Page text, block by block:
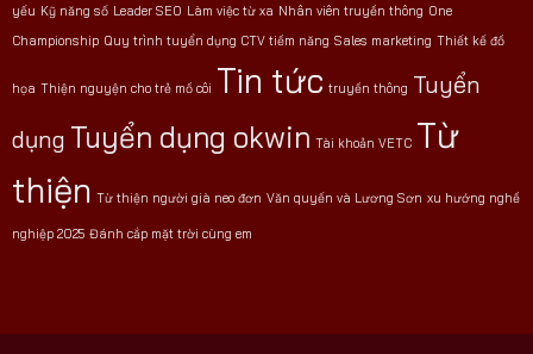
yếu Kỹ năng số Leader SEO Làm việc từ xa Nhân viên truyền thông One
Championship Quy trình tuyển dụng CTV tiềm năng Sales marketing Thiết kế đồ
họa Thiện nguyện cho trẻ mồ côi Tin tức truyền thông Tuyển
dụng Tuyển dụng okwin Tài khoản VETC Từ
thiện Từ thiện người già neo đơn Văn quyến và Lương Sơn xu hướng nghề
nghiệp 2025 Đánh cắp mặt trời cùng em